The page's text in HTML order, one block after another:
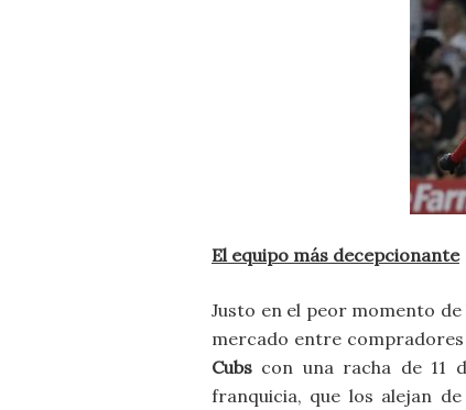
El equipo más decepcionante
Justo en el peor momento
mercado entre compradores
Cubs con una racha de 11
franquicia, que los alejan